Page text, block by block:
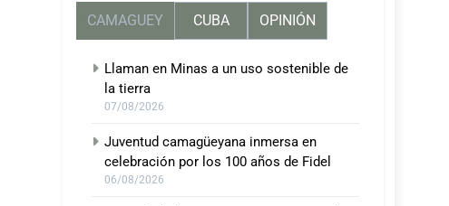
CAMAGUEY CUBA OPINIÓN
Llaman en Minas a un uso sostenible de
la tierra
07/08/2026
Juventud camagüeyana inmersa en
celebración por los 100 años de Fidel
06/08/2026